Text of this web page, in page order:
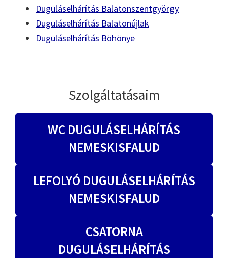
Duguláselhárítás Balatonszentgyörgy
Duguláselhárítás Balatonújlak
Duguláselhárítás Böhönye
Szolgáltatásaim
WC DUGULÁSELHÁRÍTÁS
NEMESKISFALUD
LEFOLYÓ DUGULÁSELHÁRÍTÁS
NEMESKISFALUD
CSATORNA
DUGULÁSELHÁRÍTÁS